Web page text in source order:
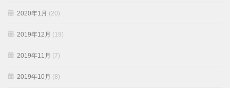
2020年1月 (20)
2019年12月 (19)
2019年11月 (7)
2019年10月 (8)